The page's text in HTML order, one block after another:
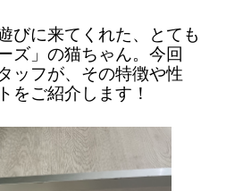
びに来てくれた、とても
ズ」の猫ちゃん。今回
ッフが、その特徴や性
をご紹介します！